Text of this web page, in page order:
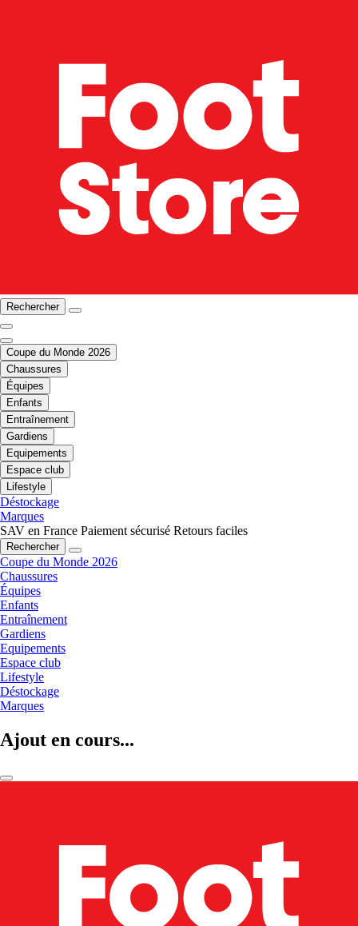
Rechercher
Coupe du Monde 2026
Chaussures
Équipes
Enfants
Entraînement
Gardiens
Equipements
Espace club
Lifestyle
Déstockage
Marques
SAV en France Paiement sécurisé Retours faciles
Rechercher
Coupe du Monde 2026
Chaussures
Équipes
Enfants
Entraînement
Gardiens
Equipements
Espace club
Lifestyle
Déstockage
Marques
Ajout en cours...